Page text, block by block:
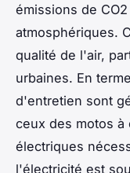
émissions de
atmosphériques.
qualité de l'air,
urbaines. En
d'entretien sont
ceux des motos à
électriques
l'électricité est